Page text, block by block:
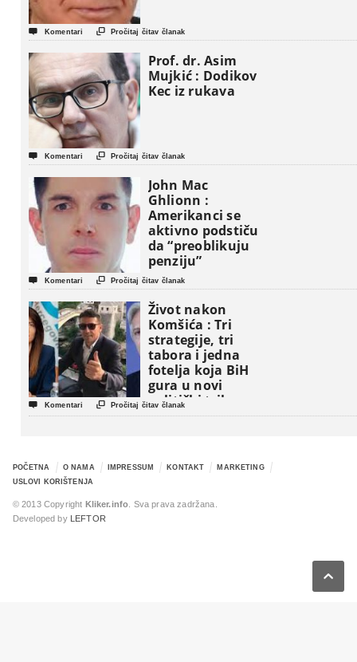
 Komentari  Pročitaj čitav članak
Prof. dr. Asim
Mujkić : Dodikov
Kec iz rukava
 Komentari  Pročitaj čitav članak
John Mac
Ghlionn :
Amerikanci se
aktivno podstiču
da “preoblikuju
penziju”
 Komentari  Pročitaj čitav članak
Život nakon
Komšića : Tri
strategije, tri
tabora i jedna
fotelja koja BiH
gura u novi
politički triler
 Komentari  Pročitaj čitav članak
POČETNA O NAMA IMPRESSUM KONTAKT
MARKETING
USLOVI KORIŠTENJA
© 2013 Copyright Kliker.info . Sva prava zadržana.
Developed by
LEFTOR
